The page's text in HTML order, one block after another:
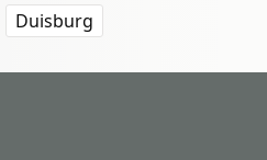
Duisburg